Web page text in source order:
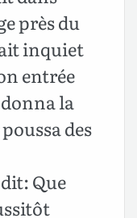
près du
inquiet
entrée
la
des
Que